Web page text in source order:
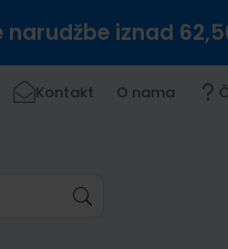
iznad
Kontakt O nama